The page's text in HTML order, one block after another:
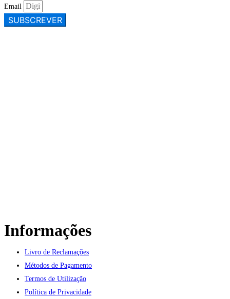
Email
SUBSCREVER
Informações
Livro de Reclamações
Métodos de Pagamento
Termos de Utilização
Política de Privacidade